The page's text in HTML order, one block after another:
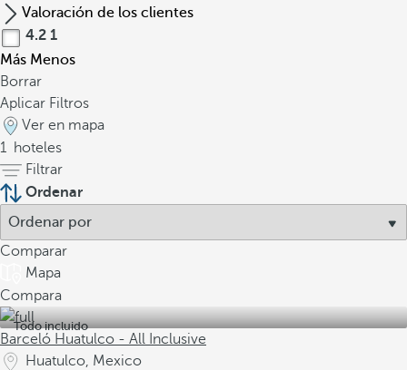
Valoración de los clientes
4.2 1
Más Menos
Borrar
Aplicar Filtros
Ver en mapa
1 hoteles
Filtrar
Ordenar
Comparar
Mapa
Compara
Todo incluido
Barceló Huatulco - All Inclusive
Huatulco, Mexico